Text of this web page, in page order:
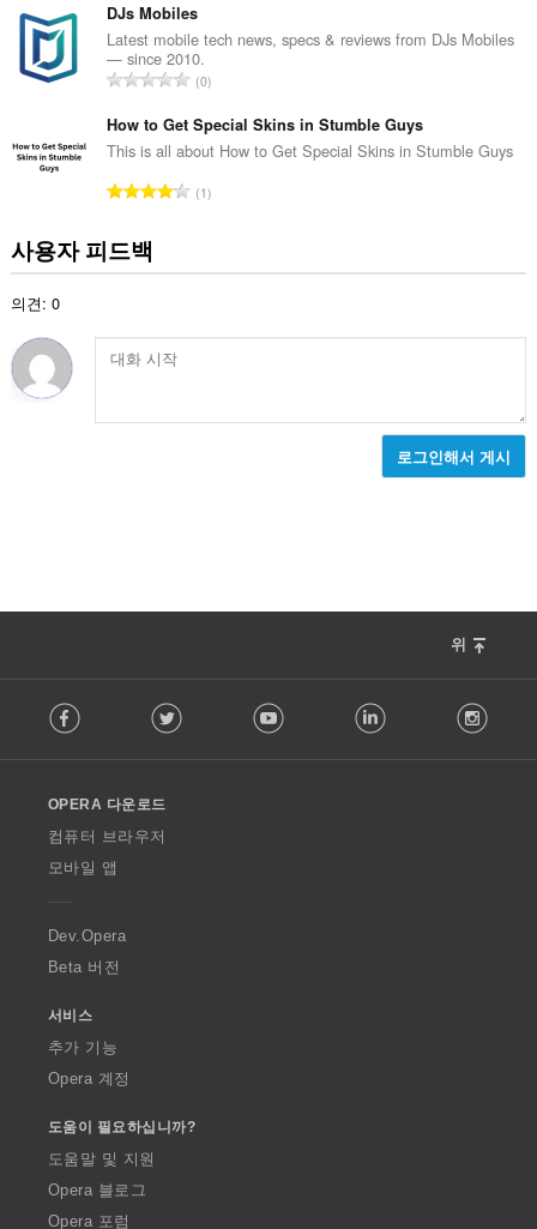
급
수
:
DJs Mobiles
Latest mobile tech news, specs & reviews from DJs Mobiles
— since 2010.
총
급
수
0
How to Get Special Skins in Stumble Guys
This is all about How to Get Special Skins in Stumble Guys
총
1
사용자 피드백
의견: 0
로그인해서 게시
위
o
w
O
p
a
Facebook Twitter Youtube LinkedIn
OPERA 다운로드
컴퓨터 브라우저
모바일 앱
Dev.Opera
Beta 버전
서비스
추가 기능
Opera 계정
도움이 필요하십니까?
도움말 및 지원
Opera 블로그
Opera 포럼